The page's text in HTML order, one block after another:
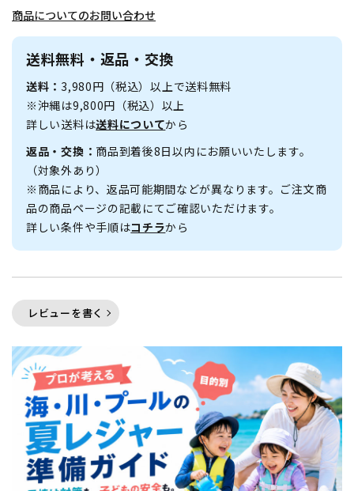
商品についてのお問い合わせ
送料無料・返品・交換
送料：3,980円（税込）以上で送料無料
※沖縄は9,800円（税込）以上
詳しい送料は送料についてから
返品・交換： 商品到着後8日以内にお願いいたします。
（対象外あり）
※商品により、返品可能期間などが異なります。ご注文商
品の商品ページの記載にてご確認いただけます。
詳しい条件や手順はコチラから
レビューを書く